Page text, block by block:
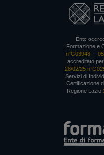
Ente
Formazione e
n°G03948 |
accreditato
28/02/25
Servizi di
Certificazione
Regione Lazio